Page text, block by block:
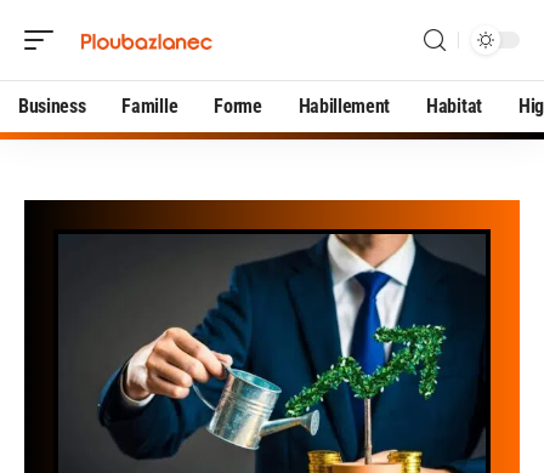
Business Famille Forme Habillement Habitat